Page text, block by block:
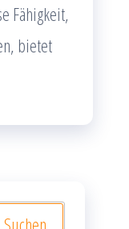
Fähigkeit,
bietet